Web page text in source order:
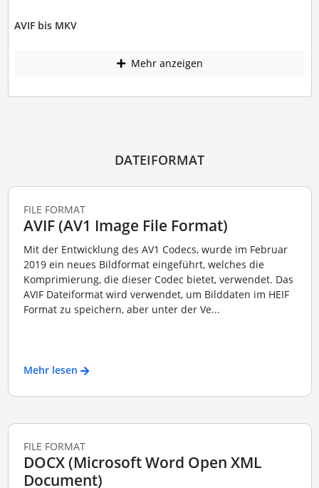
AVIF bis MKV
Mehr anzeigen
DATEIFORMAT
FILE FORMAT
AVIF (AV1 Image File Format)
Mit der Entwicklung des AV1 Codecs, wurde im Februar
2019 ein neues Bildformat eingeführt, welches die
Komprimierung, die dieser Codec bietet, verwendet. Das
AVIF Dateiformat wird verwendet, um Bilddaten im HEIF
Format zu speichern, aber unter der Ve...
Mehr lesen
FILE FORMAT
DOCX (Microsoft Word Open XML
Document)